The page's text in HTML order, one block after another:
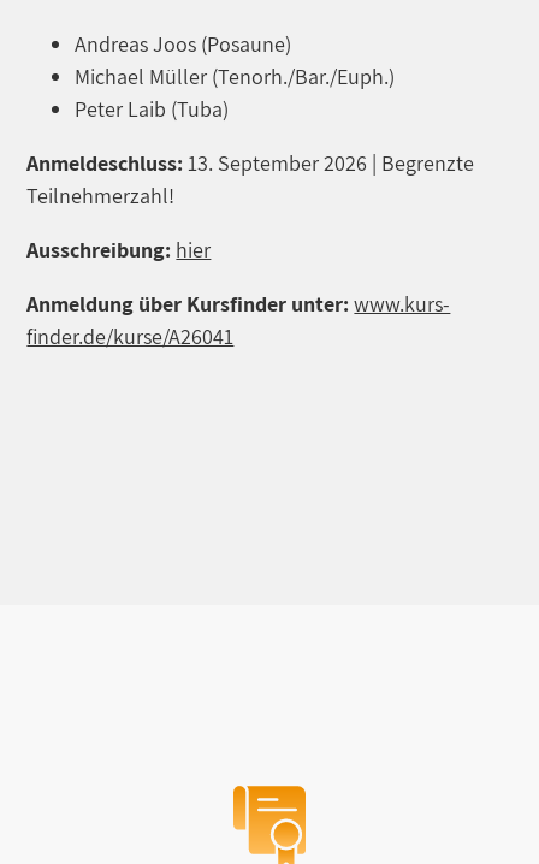
Andreas Joos (Posaune)
Michael Müller (Tenorh./Bar./Euph.)
Peter Laib (Tuba)
Anmeldeschluss: 13. September 2026 | Begrenzte
Teilnehmerzahl!
Ausschreibung: hier
Anmeldung über Kursfinder unter:www.kurs-
finder.de/kurse/A26041